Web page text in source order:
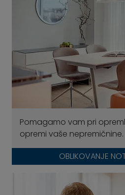
Pomagamo vam pri
opremi vaše nepremičnine.
OBLIKOVANJE